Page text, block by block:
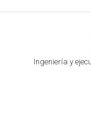
Ingeniería y